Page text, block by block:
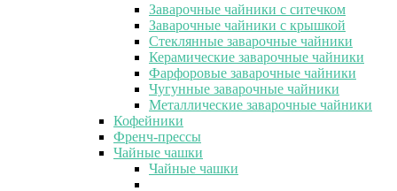
Заварочные чайники с ситечком
Заварочные чайники с крышкой
Стеклянные заварочные чайники
Керамические заварочные чайники
Фарфоровые заварочные чайники
Чугунные заварочные чайники
Металлические заварочные чайники
Кофейники
Френч-прессы
Чайные чашки
Чайные чашки